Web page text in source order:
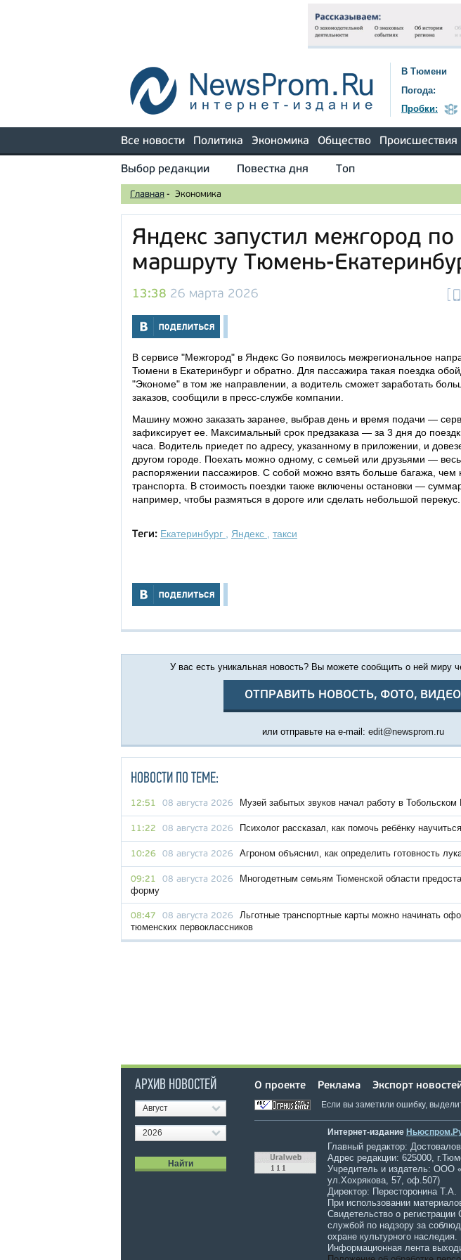
В Тюмени
Погода:
Пробки:
Все новости Политика Экономика Общество Происшествия
Выбор редакции Повестка дня Топ
Главная - Экономика
Яндекс запустил межгород по
маршруту Тюмень-
13:38 26 марта 2026
В сервисе "Межгород" в Яндекс Go появилось межрегиональное
Тюмени в Екатеринбург и обратно. Для пассажира такая поездка
"Экономе" в том же направлении, а водитель сможет заработать
заказов, сообщили в пресс-службе компании.
Машину можно заказать заранее, выбрав день и время подачи —
зафиксирует ее. Максимальный срок предзаказа — за 3 дня до
часа. Водитель приедет по адресу, указанному в приложении, и
другом городе. Поехать можно одному, с семьей или друзьями —
распоряжении пассажиров. С собой можно взять больше багажа, чем
транспорта. В стоимость поездки также включены остановки —
например, чтобы размяться в дороге или сделать небольшой перекус.
Теги: Екатеринбург Яндекс такси
У вас есть уникальная новость? Вы можете сообщить о ней миру
ОТПРАВИТЬ НОВОСТЬ, ФОТО, ВИДЕО
или отправьте на e-mail: edit@newsprom.ru
НОВОСТИ ПО ТЕМЕ:
12:51 08 августа 2026 Музей забытых звуков начал работу в Тобольском
11:22 08 августа 2026 Психолог рассказал, как помочь ребёнку
10:26 08 августа 2026 Агроном объяснил, как определить готовность
09:21 08 августа 2026
Многодетным семьям Тюменской области
форму
08:47 08 августа 2026
Льготные транспортные карты можно начинать
тюменских первоклассников
АРХИВ НОВОСТЕЙ
Август
2026
О проекте Реклама Экспорт
Если вы заметили ошибку,
Интернет-издание
Главный редактор:
Адрес редакции: 625000,
Учредитель и издатель: ООО
ул.Хохрякова, 57, оф.507)
Директор: Пересторонина Т.А.
При использовании
Свидетельство о
службой по надзору за
охране культурного наследия.
Информационная лента